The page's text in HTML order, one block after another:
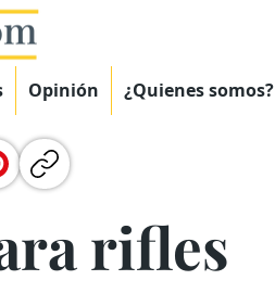
Opinión ¿Quienes somos?
rifles